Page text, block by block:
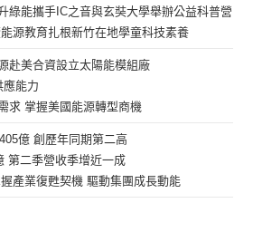
綠能攜手IC之音與玄奘大學舉辦公益科普營
源教育扎根新竹在地學童科技素養
赴美合資設立太陽能模組廠
應能力
求 掌握美國能源轉型商機
億 創歷年同期第二高
第二季營收季增近一成
產業復甦契機 驅動集團成長動能